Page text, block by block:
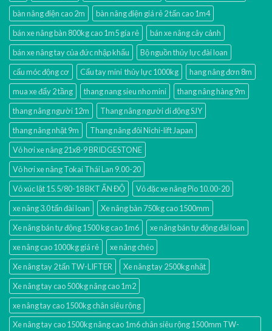
bàn nâng điện cao 2m
bàn nâng điện giá rẻ 2 tấn cao 1m4
bán xe nâng bàn 800kg cao 1m5 gía rẻ
bán xe nâng cây cảnh
bán xe nâng tay của đức nhập khẩu
Bộ nguồn thủy lực đài loan
cẩu móc động cơ
Cẩu tay mini thủy lực 1000kg
hang nâng đơn 8m
mua xe đẩy 2 tầng
thang nang sieu nho mini
thang nâng hàng 9m
thang nâng người 12m
Thang nâng người di động SJY
thang nâng nhật 9m
Thang nâng đôi Nichi-lift Japan
Vỏ hơi xe nâng 21x8-9 BRIDGESTONE
Vỏ hơi xe nâng Tokai Thái Lan 9.00-20
Vỏ xúc lật 15.5/80-18 BKT ẤN ĐỘ
Vỏ đặc xe nâng Pio 10.00-20
xe nâng 3.0 tấn đài loan
Xe nâng bàn 750kg cao 1500mm
Xe nâng bán tự động 1500 kg cao 1m6
xe nâng bán tự động đài loan
xe nâng cao 1000kg giá rẻ
xe nâng chéo
Xe nâng tay 2 tấn TW-LIFTER
Xe nâng tay 2500kg nhật
Xe nâng tay cao 500kg nâng cao 1m2
xe nâng tay cao 1500kg chân siêu rộng
Xe nâng tay cao 1500kg nâng cao 1m6 chân siêu rộng 1500mm TW-